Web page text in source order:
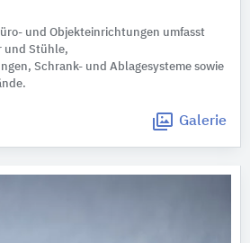
und Objekteinrichtungen umfasst
und Stühle,
Schrank- und Ablagesysteme sowie
Galerie